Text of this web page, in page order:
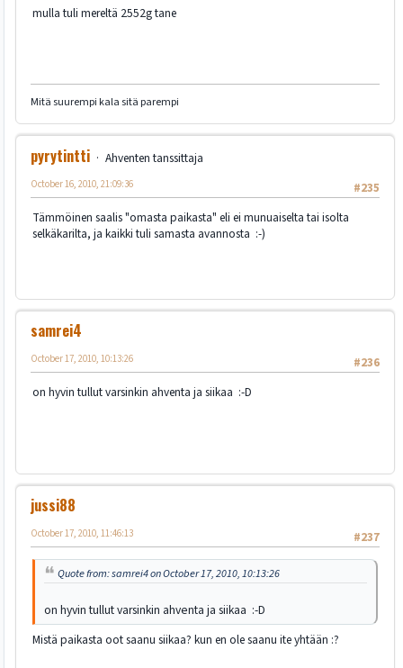
mulla tuli mereltä 2552g tane
Mitä suurempi kala sitä parempi
pyrytintti
Ahventen tanssittaja
#235
October 16, 2010, 21:09:36
Tämmöinen saalis "omasta paikasta" eli ei munuaiselta tai isolta
selkäkarilta, ja kaikki tuli samasta avannosta :-)
samrei4
#236
October 17, 2010, 10:13:26
on hyvin tullut varsinkin ahventa ja siikaa :-D
jussi88
#237
October 17, 2010, 11:46:13
Quote from: samrei4 on October 17, 2010, 10:13:26
on hyvin tullut varsinkin ahventa ja siikaa :-D
Mistä paikasta oot saanu siikaa? kun en ole saanu ite yhtään :?